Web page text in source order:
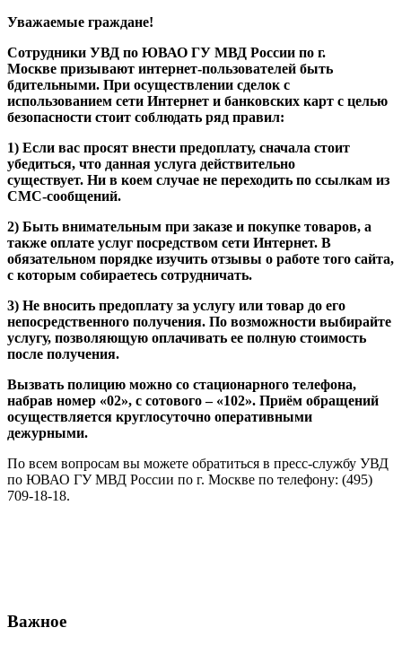
Уважаемые граждане!
Сотрудники УВД по ЮВАО ГУ МВД России по г.
Москве призывают интернет-пользователей быть
бдительными. При осуществлении сделок с
использованием сети Интернет и банковских карт с целью
безопасности стоит соблюдать ряд правил:
1) Если вас просят внести предоплату, сначала стоит
убедиться, что данная услуга действительно
существует. Ни в коем случае не переходить по ссылкам из
СМС-сообщений.
2) Быть внимательным при заказе и покупке товаров, а
также оплате услуг посредством сети Интернет. В
обязательном порядке изучить отзывы о работе того сайта,
с которым собираетесь сотрудничать.
3) Не вносить предоплату за услугу или товар до его
непосредственного получения. По возможности выбирайте
услугу, позволяющую оплачивать ее полную стоимость
после получения.
Вызвать полицию можно со стационарного телефона,
набрав номер «02», с сотового – «102». Приём обращений
осуществляется круглосуточно оперативными
дежурными.
По всем вопросам вы можете обратиться в пресс-службу УВД
по ЮВАО ГУ МВД России по г. Москве по телефону: (495)
709-18-18.
Важное